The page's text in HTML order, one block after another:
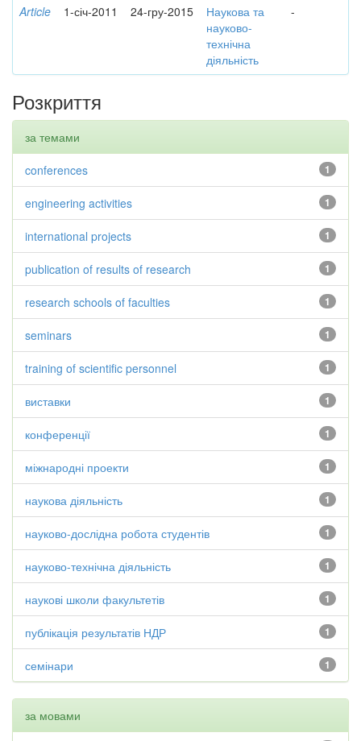
Article 1-січ-2011 24-гру-2015
Наукова та
науково-
технічна
діяльність
-
Розкриття
за темами
1
conferences
1
engineering activities
1
international projects
1
publication of results of research
1
research schools of faculties
1
seminars
1
training of scientific personnel
1
виставки
1
конференції
1
міжнародні проекти
1
наукова діяльність
1
науково-дослідна робота студентів
1
науково-технічна діяльність
1
наукові школи факультетів
1
публікація результатів НДР
1
семінари
за мовами